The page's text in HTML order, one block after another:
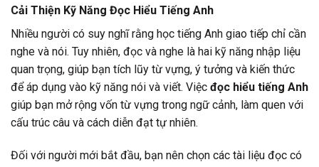
Cải Thiện Kỹ Năng Đọc Hiểu Tiếng Anh
Nhiều người có suy nghĩ rằng học tiếng Anh giao tiếp chỉ cần
nghe và nói. Tuy nhiên, đọc và nghe là hai kỹ năng nhập liệu
quan trọng, giúp bạn tích lũy từ vựng, ý tưởng và kiến thức
để áp dụng vào kỹ năng nói và viết. Việc đọc hiểu tiếng Anh
giúp bạn mở rộng vốn từ vựng trong ngữ cảnh, làm quen với
cấu trúc câu và cách diễn đạt tự nhiên.
Đối với người mới bắt đầu, bạn nên chọn các tài liệu đọc có